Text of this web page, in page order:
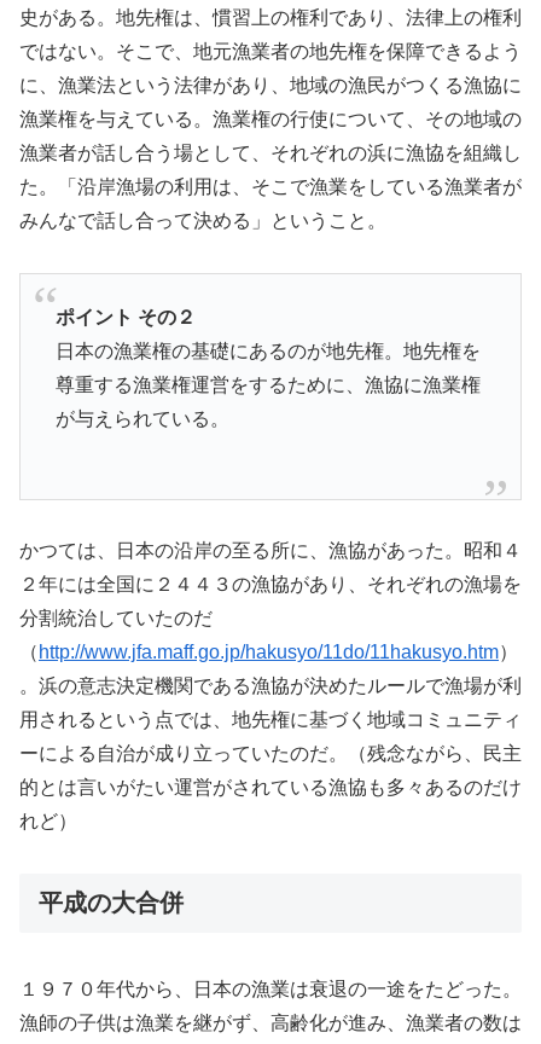
史がある。地先権は、慣習上の権利であり、法律上の権利
ではない。そこで、地元漁業者の地先権を保障できるよう
に、漁業法という法律があり、地域の漁民がつくる漁協に
漁業権を与えている。漁業権の行使について、その地域の
漁業者が話し合う場として、それぞれの浜に漁協を組織し
た。「沿岸漁場の利用は、そこで漁業をしている漁業者が
みんなで話し合って決める」ということ。
ポイント その２
日本の漁業権の基礎にあるのが地先権。地先権を
尊重する漁業権運営をするために、漁協に漁業権
が与えられている。
かつては、日本の沿岸の至る所に、漁協があった。昭和４
２年には全国に２４４３の漁協があり、それぞれの漁場を
分割統治していたのだ
（ http://www.jfa.maff.go.jp/hakusyo/11do/11hakusyo.htm）
。浜の意志決定機関である漁協が決めたルールで漁場が利
用されるという点では、地先権に基づく地域コミュニティ
ーによる自治が成り立っていたのだ。（残念ながら、民主
的とは言いがたい運営がされている漁協も多々あるのだけ
れど）
平成の大合併
１９７０年代から、日本の漁業は衰退の一途をたどった。
漁師の子供は漁業を継がず、高齢化が進み、漁業者の数は